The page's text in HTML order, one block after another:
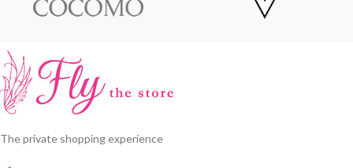
The private shopping experience